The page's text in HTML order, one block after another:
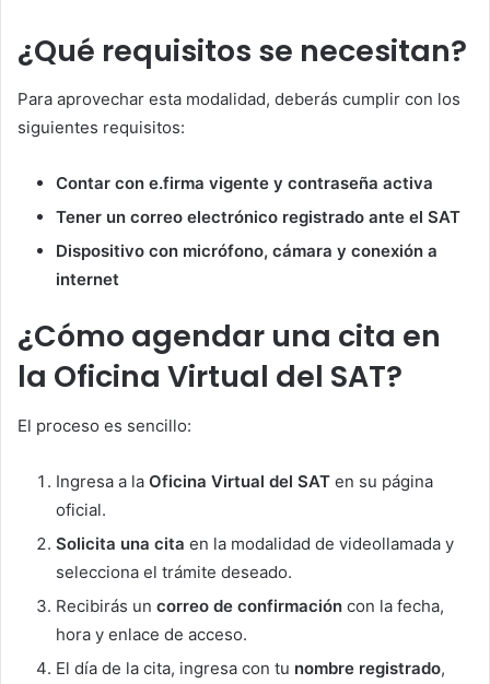
¿Qué requisitos se necesitan?
Para aprovechar esta modalidad, deberás cumplir con los
siguientes requisitos:
Contar con e.firma vigente y contraseña activa
Tener un correo electrónico registrado ante el SAT
Dispositivo con micrófono, cámara y conexión a
internet
¿Cómo agendar una cita en
la Oficina Virtual del SAT?
El proceso es sencillo:
Ingresa a la Oficina Virtual del SAT en su página
oficial.
Solicita una cita en la modalidad de videollamada y
selecciona el trámite deseado.
Recibirás un correo de confirmación con la fecha,
hora y enlace de acceso.
El día de la cita, ingresa con tu nombre registrado,